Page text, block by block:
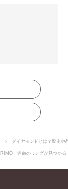
ダイヤモンドとは？歴史や
運命のリングが見つか